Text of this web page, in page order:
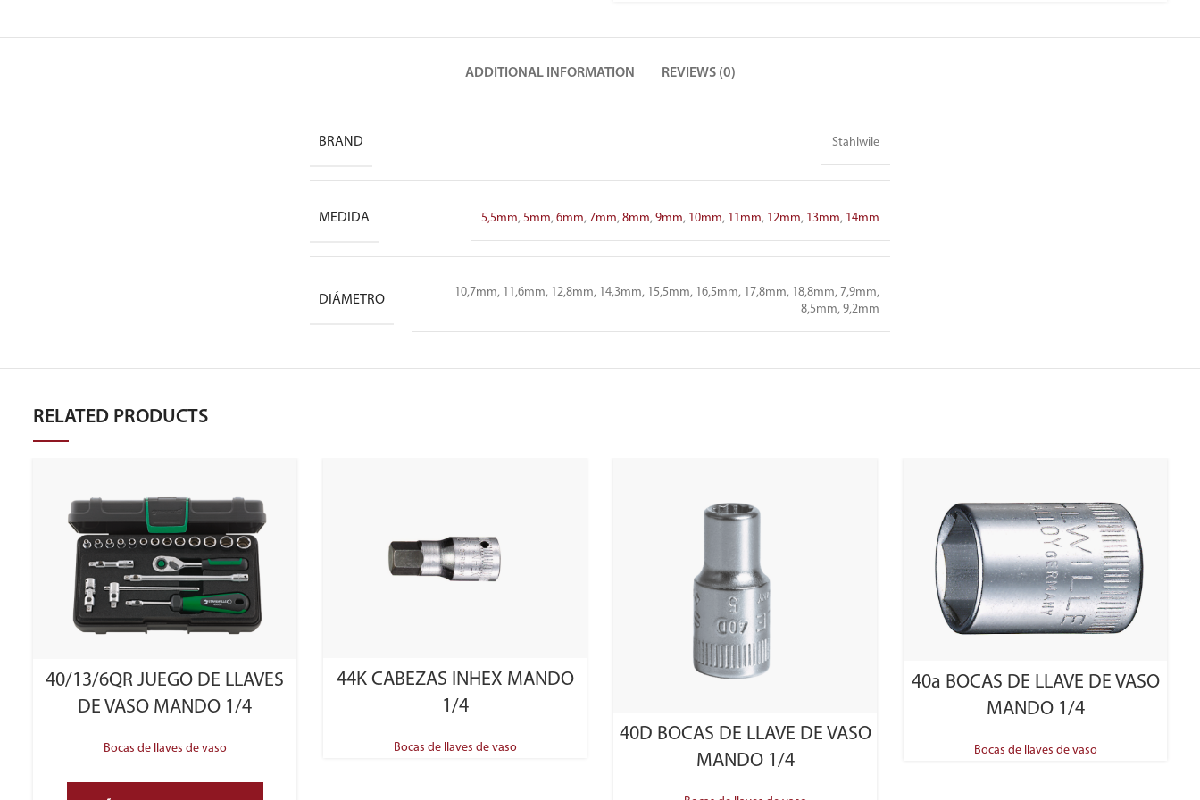
ADDITIONAL INFORMATION REVIEWS (0)
BRAND Stahlwile
MEDIDA 5,5mm, 5mm, 6mm, 7mm, 8mm, 9mm, 10mm, 11mm, 12mm, 13mm, 14mm
DIÁMETRO
10,7mm, 11,6mm, 12,8mm, 14,3mm, 15,5mm, 16,5mm, 17,8mm, 18,8mm, 7,9mm,
8,5mm, 9,2mm
RELATED PRODUCTS
40/13/6QR JUEGO DE LLAVES
DE VASO MANDO 1/4
Bocas de llaves de vaso
44K CABEZAS INHEX MANDO
1/4
Bocas de llaves de vaso
40D BOCAS DE LLAVE DE VASO
MANDO 1/4
40a BOCAS DE LLAVE DE VASO
MANDO 1/4
Bocas de llaves de vaso